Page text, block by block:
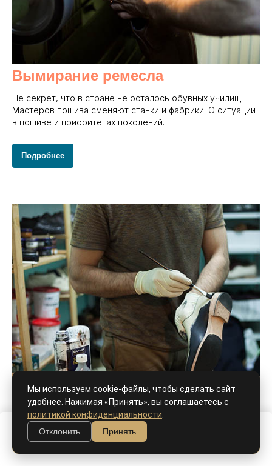
Мы используем cookie-файлы, чтобы сделать сайт
удобнее. Нажимая «Принять», вы соглашаетесь с
политикой конфиденциальности
Отклонить
Принять
В корзину
Вымирание ремесла
Не секрет, что в стране не осталось обувных училищ.
Мастеров пошива сменяют станки и фабрики. О ситуации
в пошиве и приоритетах поколений.
Подробнее
Ручной окрас, патина - как